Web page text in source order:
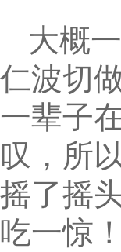
大概
仁波切
一辈子
叹，所
摇了摇
吃一惊